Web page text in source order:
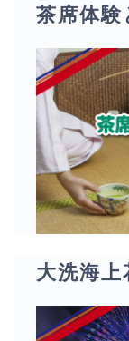
茶席体験
大洗海上